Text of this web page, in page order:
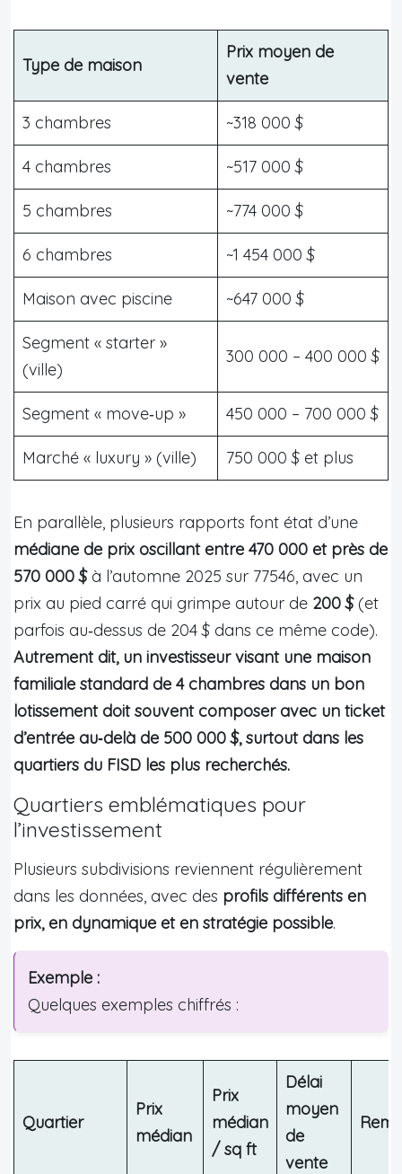
Type de maison
Prix moyen de
vente
3 chambres ~318 000 $
4 chambres ~517 000 $
5 chambres ~774 000 $
6 chambres ~1 454 000 $
Maison avec piscine ~647 000 $
Segment « starter »
(ville)
300 000 – 400 000 $
Segment « move‑up » 450 000 – 700 000 $
Marché « luxury » (ville) 750 000 $ et plus
En parallèle, plusieurs rapports font état d’une
médiane de prix oscillant entre 470 000 et près de
570 000 $à l’automne 2025 sur 77546, avec un
prix au pied carré qui grimpe autour de 200 $(et
parfois au‑dessus de 204 $ dans ce même code).
Autrement dit, un investisseur visant une maison
familiale standard de 4 chambres dans un bon
lotissement doit souvent composer avec un ticket
d’entrée au‑delà de 500 000 $, surtout dans les
quartiers du FISD les plus recherchés.
Quartiers emblématiques pour
l’investissement
Plusieurs subdivisions reviennent régulièrement
dans les données, avec des profils différents en
prix, en dynamique et en stratégie possible.
Exemple :
Quelques exemples chiffrés :
Quartier
Prix
médian
Prix
médian
/ sq ft
Délai
moyen
de
vente